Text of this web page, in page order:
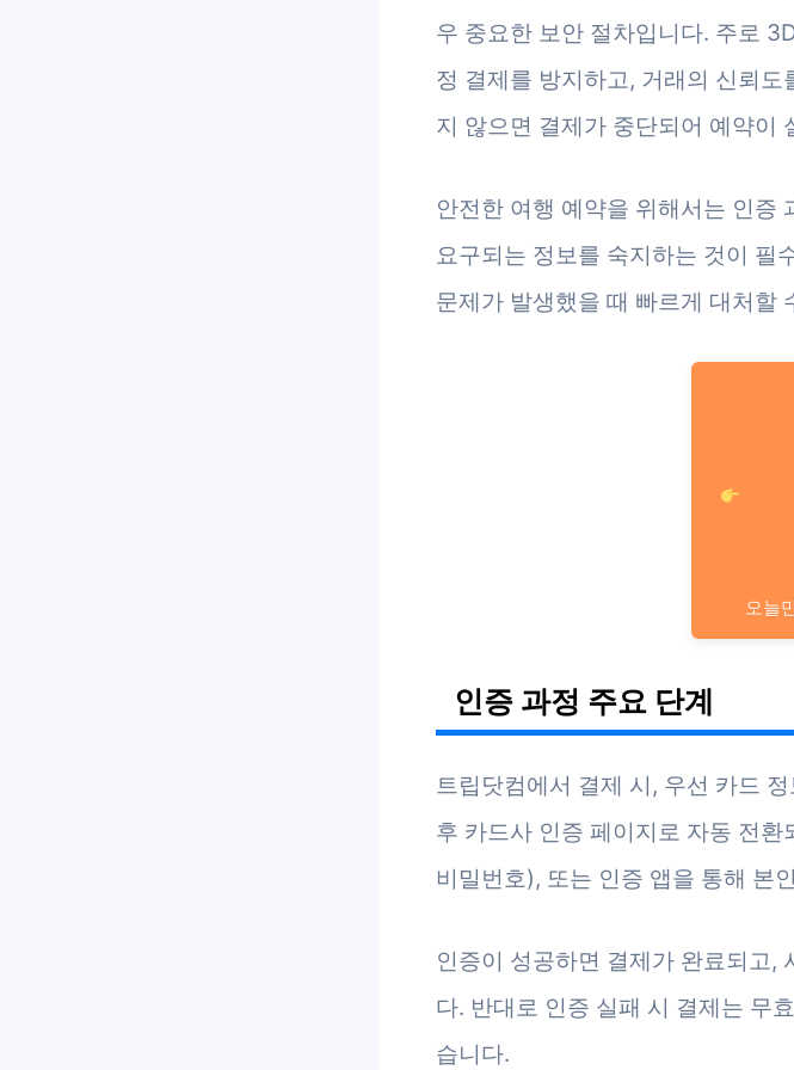
우 중요한 보안 절차입니다. 주로
정 결제를 방지하고, 거래의 신뢰
지 않으면 결제가 중단되어 예약이
안전한 여행 예약을 위해서는 인증
요구되는 정보를 숙지하는 것이 필
문제가 발생했을 때 빠르게 대처할
오늘
인증 과정 주요 단계
트립닷컴에서 결제 시, 우선 카드
후 카드사 인증 페이지로 자동 전
비밀번호), 또는 인증 앱을 통해 본
인증이 성공하면 결제가 완료되고,
다. 반대로 인증 실패 시 결제는 무
습니다.